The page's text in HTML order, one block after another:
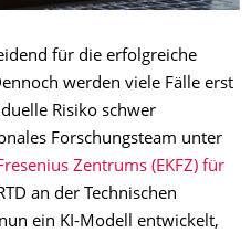
für die erfolgreiche
werden viele Fälle erst
Risiko schwer
Forschungsteam unter
Zentrums (EKFZ) für
an der Technischen
ein KI-Modell entwickelt,